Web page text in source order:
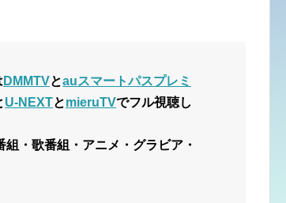
DMMTVとauスマートパスプレミ
U-NEXTとmieruTVでフル視聴し
・歌番組・アニメ・グラビア・